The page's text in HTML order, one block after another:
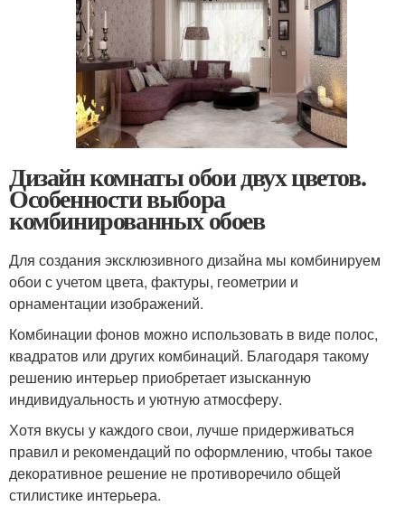
Дизайн комнаты обои двух цветов.
Особенности выбора
комбинированных обоев
Для создания эксклюзивного дизайна мы комбинируем
обои с учетом цвета, фактуры, геометрии и
орнаментации изображений.
Комбинации фонов можно использовать в виде полос,
квадратов или других комбинаций. Благодаря такому
решению интерьер приобретает изысканную
индивидуальность и уютную атмосферу.
Хотя вкусы у каждого свои, лучше придерживаться
правил и рекомендаций по оформлению, чтобы такое
декоративное решение не противоречило общей
стилистике интерьера.